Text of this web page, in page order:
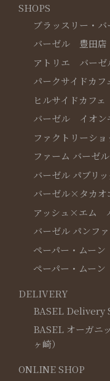
SHOPS
ブラッスリー・バ
バーゼル 豊田店
アトリエ バーゼ
パークサイドカ
ヒルサイドカフ
バーゼル イオン
ファクトリーショ
ファーム バーゼ
バーゼル パブリ
バーゼル×タカ
アッシュ×エム
バーゼル パンフ
ペーパー・ムーン
ペーパー・ムー
DELIVERY
BASEL Delivery
BASEL オーガニ
ヶ崎）
ONLINE SHOP